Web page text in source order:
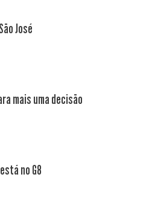
José
mais uma decisão
no G8